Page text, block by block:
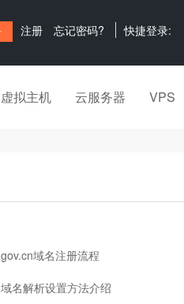
注册 忘记密码? 快捷登录:
虚拟主机 云服务器 VPS
gov.cn域名注册流程
域名解析设置方法介绍